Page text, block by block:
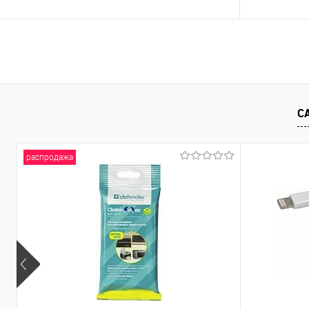
Купить в 1 клик
Сравнение
Купить в 1
В
распродажа